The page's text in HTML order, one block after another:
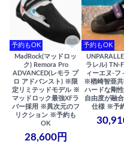
予約もOK
MadRock(マッドロッ
ク) Remora Pro
ADVANCED(レモラ プ
ロ アドバンスト) ※限
定リミテッドモデル ※
マッドロック最強XFラ
バー採用 ※異次元のフ
リクション ※予約も
OK
28,600円
予約もOK
ラレル) TN-
ィーエヌ-フ
※楢崎智亜
ハードな剛
自由度が融
仕様 ※予